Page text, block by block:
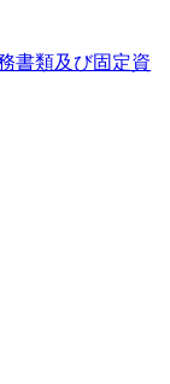
書類及び固定資